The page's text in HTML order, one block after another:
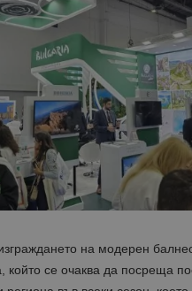
на модерен
който се очаква да посреща